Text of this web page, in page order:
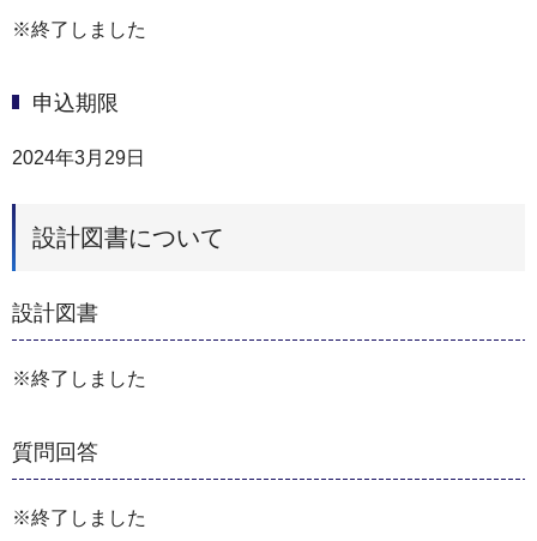
※終了しました
申込期限
2024年3月29日
設計図書について
設計図書
※終了しました
質問回答
※終了しました